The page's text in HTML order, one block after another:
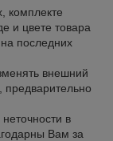
комплекте
и цвете товара
последних
внешний
предварительно
в
Вам за